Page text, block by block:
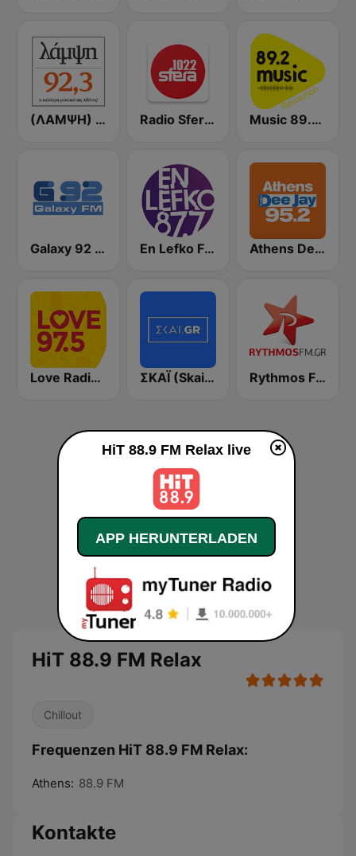
(ΛΑΜΨΗ) Lampsi 92.3 FM Radio Sfera 102.2 FM Music 89.2 FM
Galaxy 92 FM En Lefko FM (εν λευκω) Athens Deejay FM
Love Radio 97.5 ΣΚΑΪ (Skai Radio 100.3) Rythmos FM - Ρυθμος 94.9
HiT 88.9 FM Relax
Chillout
Frequenzen HiT 88.9 FM Relax:
Athens: 88.9 FM
Kontakte
HiT 88.9 FM Relax live
APP HERUNTERLADEN